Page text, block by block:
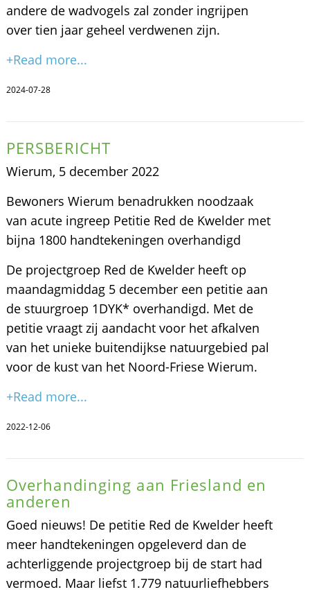
andere de wadvogels zal zonder ingrijpen
over tien jaar geheel verdwenen zijn.
+Read more...
2024-07-28
PERSBERICHT
Wierum, 5 december 2022
Bewoners Wierum benadrukken noodzaak
van acute ingreep Petitie Red de Kwelder met
bijna 1800 handtekeningen overhandigd
De projectgroep Red de Kwelder heeft op
maandagmiddag 5 december een petitie aan
de stuurgroep 1DYK* overhandigd. Met de
petitie vraagt zij aandacht voor het afkalven
van het unieke buitendijkse natuurgebied pal
voor de kust van het Noord-Friese Wierum.
+Read more...
2022-12-06
Overhandinging aan Friesland en
anderen
Goed nieuws! De petitie Red de Kwelder heeft
meer handtekeningen opgeleverd dan de
achterliggende projectgroep bij de start had
vermoed. Maar liefst 1.779 natuurliefhebbers